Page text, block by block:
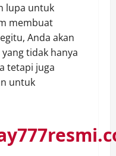
lupa untuk
membuat
Anda akan
tidak hanya
tetapi juga
untuk